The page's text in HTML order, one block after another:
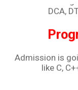
Admission is
like C,